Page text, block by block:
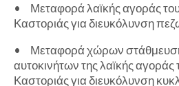
•
Μεταφορά λαϊκής αγοράς
Καστοριάς για διευκόλυνση
•
Μεταφορά χώρων
αυτοκινήτων της λαϊκής αγοράς
Καστοριάς για διευκόλυνση